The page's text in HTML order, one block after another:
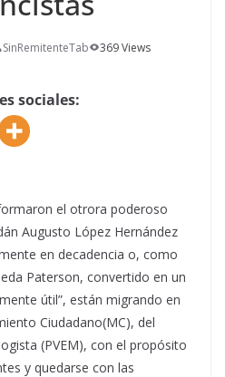
SinRemitenteTab
369 Views
sociales:
el otrora poderoso
Augusto López Hernández
en decadencia o, como
Paterson, convertido en un
útil”, están migrando en
Ciudadano(MC), del
(PVEM), con el propósito
y quedarse con las